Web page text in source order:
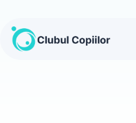
conținut